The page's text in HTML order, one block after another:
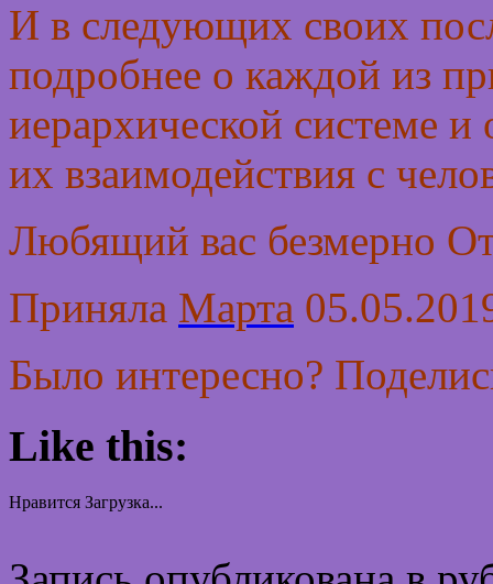
И в следующих своих
подробнее о каждой из
иерархической системе и
их взаимодействия с
Любящий вас безмерно
Приняла Марта
Было интересно?
Like this:
Нравится Загрузка...